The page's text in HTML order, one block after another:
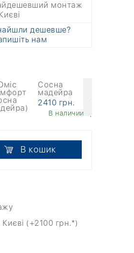
монтаж
дешевше?
нам
Сосна
мадейра
2410 грн.
В наличии
В кошик
(+2100 грн.*)